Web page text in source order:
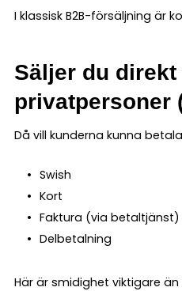
I klassisk B2B-försäljning är
Säljer du
privatpersoner
Då vill kunderna kunna
Swish
Kort
Faktura (via betaltjänst)
Delbetalning
Här är smidighet viktigare än